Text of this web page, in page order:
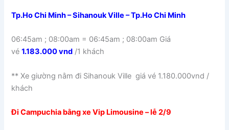
Tp.Ho Chi Minh – Sihanouk Ville – Tp.Ho Chi Minh
06:45am ; 08:00am = 06:45am ; 08:00am Giá
vé1.183.000 vnd /1 khách
** Xe giường nằm đi Sihanouk Ville giá vé 1.180.000vnd /
khách
Đi Campuchia bằng xe Vip Limousine – lễ 2/9